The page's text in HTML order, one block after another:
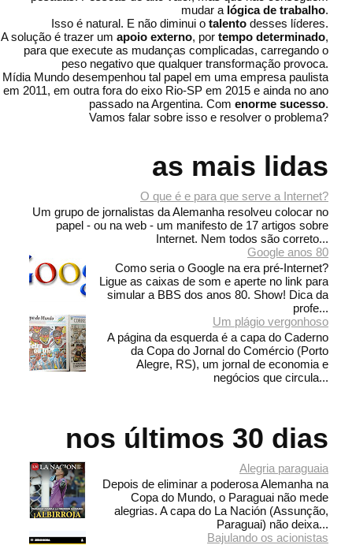
mudar a lógica de trabalho.
Isso é natural. E não diminui o talento desses líderes.
A solução é trazer um apoio externo, por tempo determinado,
para que execute as mudanças complicadas, carregando o
peso negativo que qualquer transformação provoca.
Mídia Mundo desempenhou tal papel em uma empresa paulista
em 2011, em outra fora do eixo Rio-SP em 2015 e ainda no ano
passado na Argentina. Com enorme sucesso.
Vamos falar sobre isso e resolver o problema?
as mais lidas
O que é e para que serve a Internet?
Um grupo de jornalistas da Alemanha resolveu colocar no
papel - ou na web - um manifesto de 17 artigos sobre
Internet. Nem todos são correto...
Google anos 80
Como seria o Google na era pré-Internet?
Ligue as caixas de som e aperte no link para
simular a BBS dos anos 80. Show! Dica da
profe...
Um plágio vergonhoso
A página da esquerda é a capa do Caderno
da Copa do Jornal do Comércio (Porto
Alegre, RS), um jornal de economia e
negócios que circula...
nos últimos 30 dias
Alegria paraguaia
Depois de eliminar a poderosa Alemanha na
Copa do Mundo, o Paraguai não mede
alegrias. A capa do La Nación (Assunção,
Paraguai) não deixa...
Bajulando os acionistas